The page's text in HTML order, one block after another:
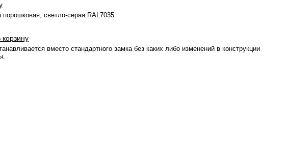
светло-серая RAL7035.
корзину
вместо стандартного замка без каких либо изменений в конструкции